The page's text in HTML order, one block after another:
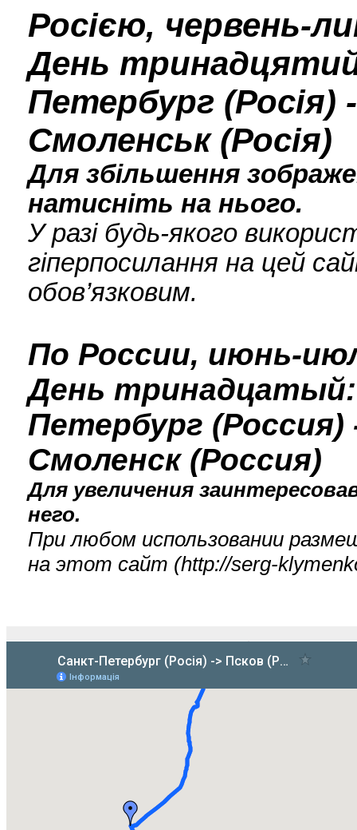
Росією, червень-
День
Петербург (Росія)
Смоленськ (Росія)
Для збільшення
натисніть на нього.
У разі будь-якого
гіперпосилання на цей
обов’язковим.
По России, июнь-
День
Петербург (Россия)
Смоленск (Россия)
Для увеличения
него.
При любом использовании
на этот сайт (http://serg-